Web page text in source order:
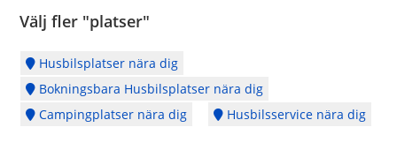
Välj fler "platser"
Husbilsplatser nära dig
Bokningsbara Husbilsplatser nära dig
Campingplatser nära dig
Husbilsservice nära dig